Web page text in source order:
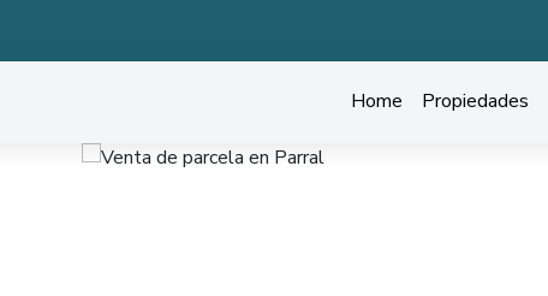
Home Propiedades